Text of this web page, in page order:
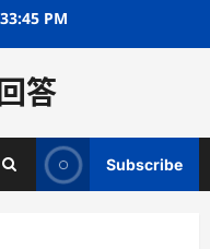
PM
答
Subscribe